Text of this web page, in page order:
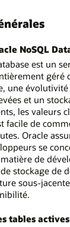
NoSQL
est un
géré
une
et un
les valeurs
facile de
Oracle
se
de
stockage de
sous-
tables